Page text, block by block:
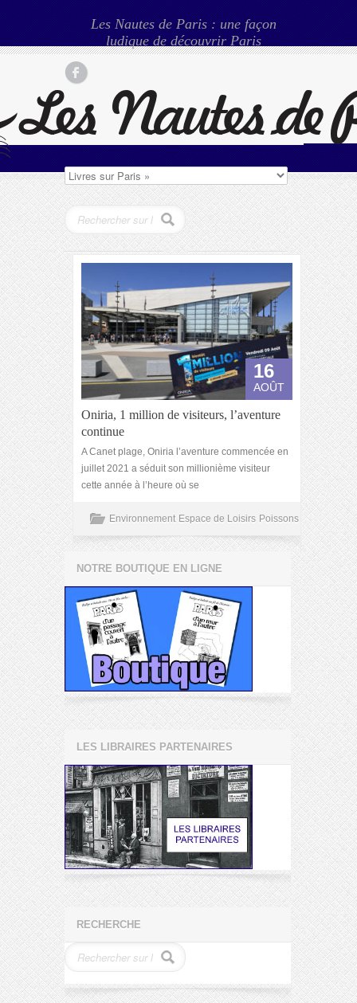
Les Nautes de Paris : une façon
ludique de découvrir Paris
16
AOÛT
Oniria, 1 million de visiteurs, l’aventure
continue
A Canet plage, Oniria l’aventure commencée en
juillet 2021 a séduit son millionième visiteur
cette année à l’heure où se
Environnement Espace de Loisirs Poissons
NOTRE BOUTIQUE EN LIGNE
LES LIBRAIRES PARTENAIRES
RECHERCHE